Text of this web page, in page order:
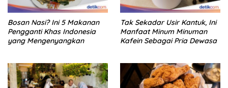
Bosan Nasi? Ini 5 Makanan
Pengganti Khas Indonesia
yang Mengenyangkan
Tak Sekadar Usir Kantuk, Ini
Manfaat Minum Minuman
Kafein Sebagai Pria Dewasa